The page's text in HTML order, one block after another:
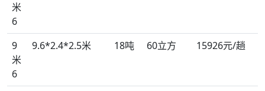
米
6
9
米
6
9.6*2.4*2.5米 18吨 60立方 15926元/趟